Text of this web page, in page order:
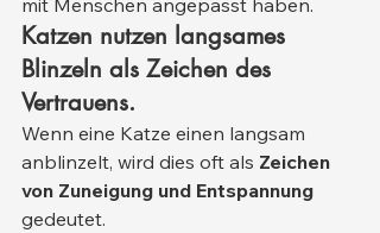
mit Menschen angepasst haben.
Katzen nutzen langsames
Blinzeln als Zeichen des
Vertrauens.
Wenn eine Katze einen langsam
anblinzelt, wird dies oft als Zeichen
von Zuneigung und Entspannung
gedeutet.